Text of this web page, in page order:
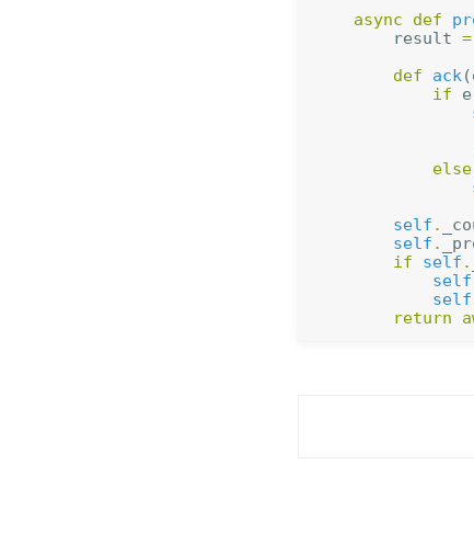
async
def
result =
def
ack (
if
else
self .
self .
if
self .
self
self
return